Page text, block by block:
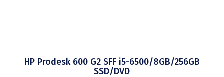
HP Prodesk 600 G2 SFF i5-6500/8GB/256GB
SSD/DVD